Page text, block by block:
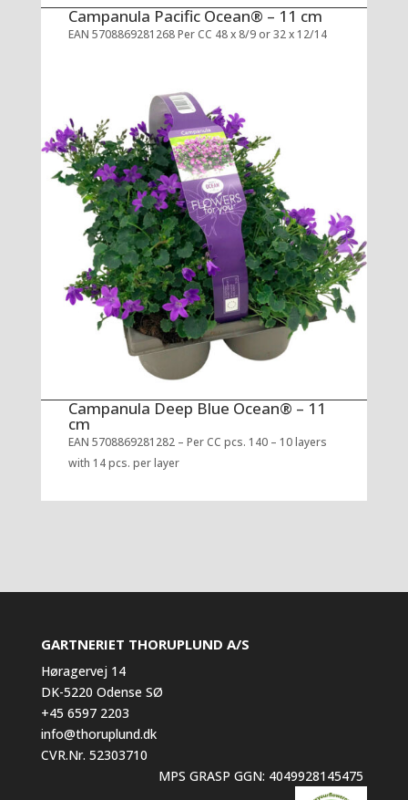
Campanula Pacific Ocean® – 11 cm
EAN 5708869281268 Per CC 48 x 8/9 or 32 x 12/14
Campanula Deep Blue Ocean® – 11
cm
EAN 5708869281282 – Per CC pcs. 140 – 10 layers
with 14 pcs. per layer
GARTNERIET THORUPLUND A/S
Høragervej 14
DK-5220 Odense SØ
+45 6597 2203
info@thoruplund.dk
CVR.Nr. 52303710
MPS GRASP GGN: 4049928145475